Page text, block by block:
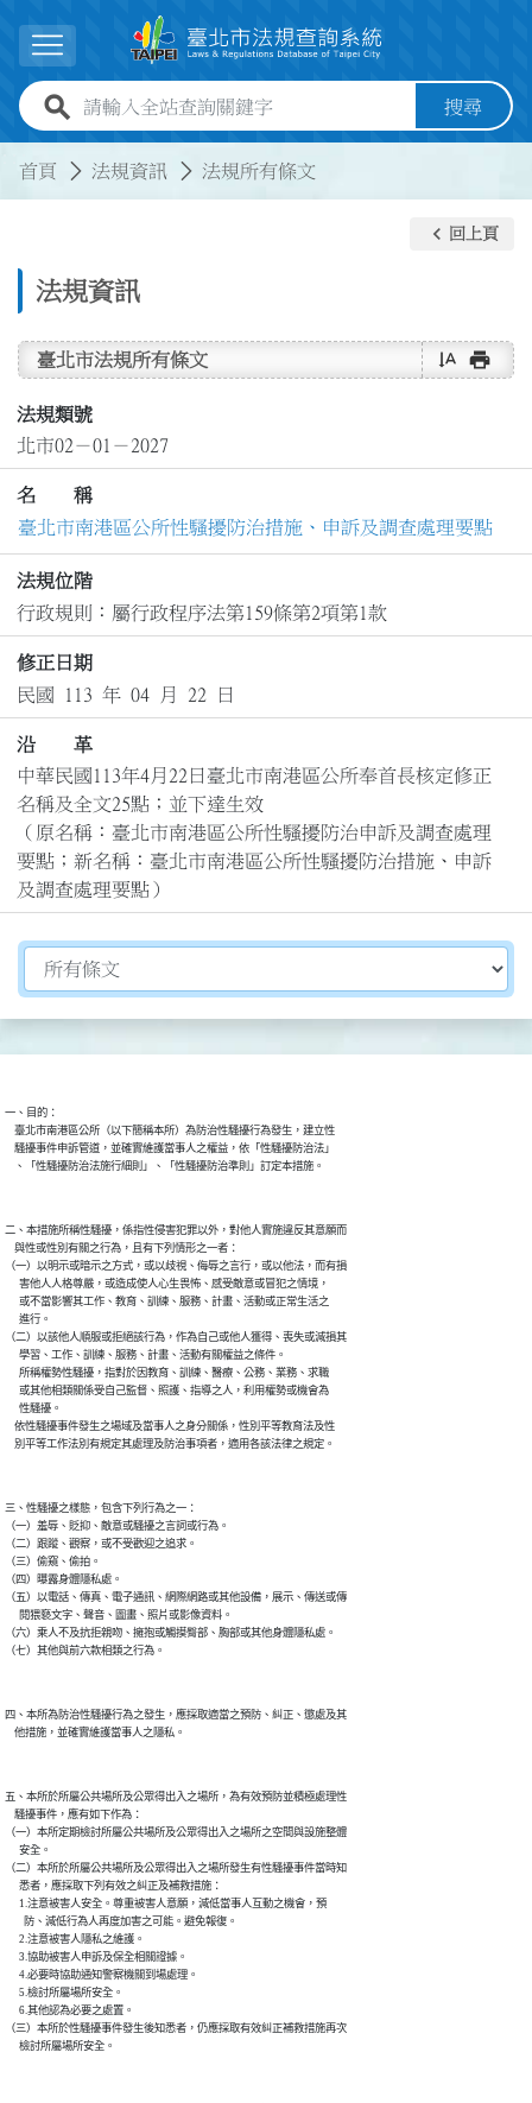
展開選單
全站查詢關鍵字欄位 搜尋
首頁 法規資訊 法規所有條文
法規資訊
keyboard_arrow_left 回上頁
臺北市法規所有條文 text_rotate_vertical print
法規類號
北市02－01－2027
名 稱
臺北市南港區公所性騷擾防治措施、申訴及調查處理要點
法規位階
行政規則：屬行政程序法第159條第2項第1款
修正日期
民國 113 年 04 月 22 日
沿 革
中華民國113年4月22日臺北市南港區公所奉首長核定修正
名稱及全文25點；並下達生效
（原名稱：臺北市南港區公所性騷擾防治申訴及調查處理
要點；新名稱：臺北市南港區公所性騷擾防治措施、申訴
及調查處理要點）
切換選擇法規資訊內容
一、目的：
    臺北市南港區公所（以下簡稱本所）為防治性騷擾行為發生，建立性
    騷擾事件申訴管道，並確實維護當事人之權益，依「性騷擾防治法」
    、「性騷擾防治法施行細則」、「性騷擾防治準則」訂定本措施。
二、本措施所稱性騷擾，係指性侵害犯罪以外，對他人實施違反其意願而
    與性或性別有關之行為，且有下列情形之一者：
（一）以明示或暗示之方式，或以歧視、侮辱之言行，或以他法，而有損
      害他人人格尊嚴，或造成使人心生畏怖、感受敵意或冒犯之情境，
      或不當影響其工作、教育、訓練、服務、計畫、活動或正常生活之
      進行。
（二）以該他人順服或拒絕該行為，作為自己或他人獲得、喪失或減損其
      學習、工作、訓練、服務、計畫、活動有關權益之條件。
      所稱權勢性騷擾，指對於因教育、訓練、醫療、公務、業務、求職
      或其他相類關係受自己監督、照護、指導之人，利用權勢或機會為
      性騷擾。
    依性騷擾事件發生之場域及當事人之身分關係，性別平等教育法及性
    別平等工作法別有規定其處理及防治事項者，適用各該法律之規定。
三、性騷擾之樣態，包含下列行為之一：
（一）羞辱、貶抑、敵意或騷擾之言詞或行為。
（二）跟蹤、觀察，或不受歡迎之追求。
（三）偷窺、偷拍。
（四）曝露身體隱私處。
（五）以電話、傳真、電子通訊、網際網路或其他設備，展示、傳送或傳
      閱猥褻文字、聲音、圖畫、照片或影像資料。
（六）乘人不及抗拒親吻、擁抱或觸摸臀部、胸部或其他身體隱私處。
（七）其他與前六款相類之行為。
四、本所為防治性騷擾行為之發生，應採取適當之預防、糾正、懲處及其
    他措施，並確實維護當事人之隱私。
五、本所於所屬公共場所及公眾得出入之場所，為有效預防並積極處理性
    騷擾事件，應有如下作為：
（一）本所定期檢討所屬公共場所及公眾得出入之場所之空間與設施整體
      安全。
（二）本所於所屬公共場所及公眾得出入之場所發生有性騷擾事件當時知
      悉者，應採取下列有效之糾正及補救措施：
      1.注意被害人安全。尊重被害人意願，減低當事人互動之機會，預
        防、減低行為人再度加害之可能。避免報復。
      2.注意被害人隱私之維護。
      3.協助被害人申訴及保全相關證據。
      4.必要時協助通知警察機關到場處理。
      5.檢討所屬場所安全。
      6.其他認為必要之處置。
（三）本所於性騷擾事件發生後知悉者，仍應採取有效糾正補救措施再次
      檢討所屬場所安全。